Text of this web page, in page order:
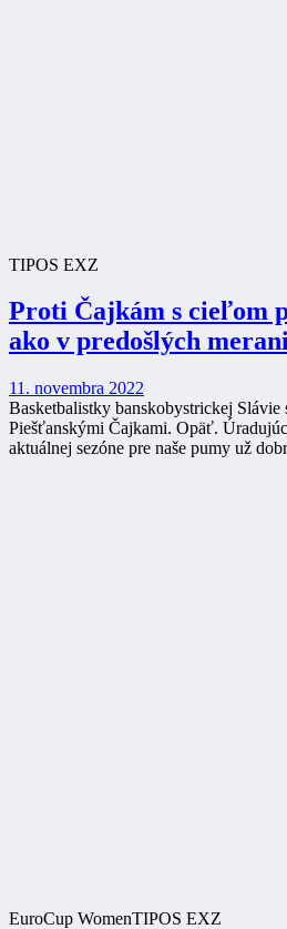
TIPOS EXZ
Proti Čajkám s cieľom
ako v predošlých
11. novembra 2022
Basketbalistky banskobystrickej Slávie
Piešťanskými Čajkami. Opäť.
aktuálnej sezóne pre naše pumy už
EuroCup WomenTIPOS EXZ